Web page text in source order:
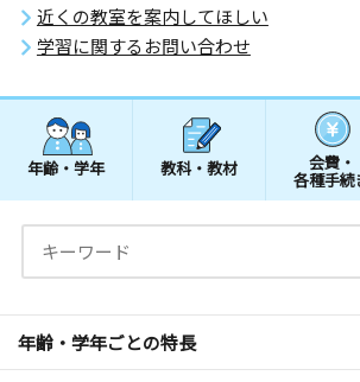
近くの教室を案内してほしい
学習に関するお問い合わせ
年齢・学年 教科・教材 会費・
各種手続
年齢・学年ごとの特長